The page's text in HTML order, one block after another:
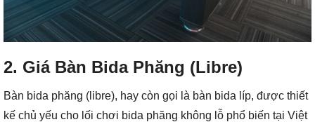
2. Giá Bàn Bida Phăng (Libre)
Bàn bida phăng (libre), hay còn gọi là bàn bida líp, được thiết
kế chủ yếu cho lối chơi bida phăng không lỗ phổ biến tại Việt